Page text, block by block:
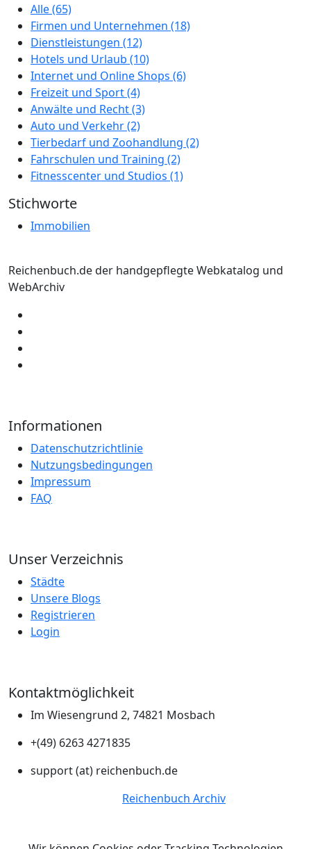
Alle(65)
Firmen und Unternehmen (18)
Dienstleistungen (12)
Hotels und Urlaub (10)
Internet und Online Shops (6)
Freizeit und Sport(4)
Anwälte und Recht(3)
Auto und Verkehr(2)
Tierbedarf und Zoohandlung (2)
Fahrschulen und Training (2)
Fitnesscenter und Studios (1)
Stichworte
Immobilien
Reichenbuch.de der handgepflegte Webkatalog und
WebArchiv
Informationen
Datenschutzrichtlinie
Nutzungsbedingungen
Impressum
FAQ
Unser Verzeichnis
Städte
Unsere Blogs
Registrieren
Login
Kontaktmöglichkeit
Im Wiesengrund 2, 74821 Mosbach
+(49) 6263 4271835
support (at) reichenbuch.de
Reichenbuch Archiv